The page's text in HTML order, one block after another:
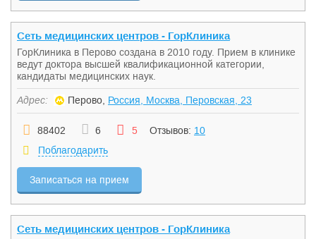
Сеть медицинских центров - ГорКлиника
ГорКлиника в Перово создана в 2010 году. Прием в клинике
ведут доктора высшей квалификационной категории,
кандидаты медицинских наук.
Адрес: Перово, Россия, Москва, Перовская, 23
88402 6 5 Отзывов: 10
Поблагодарить
Записаться на прием
Сеть медицинских центров - ГорКлиника